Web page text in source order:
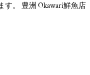
す。 豊洲 Okawari鮮魚